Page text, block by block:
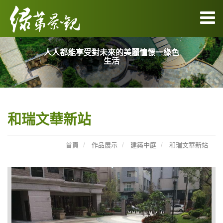
人人都能享受對未來的美麗憧憬一綠色
生活
和瑞文華新站
首頁 作品展示 建築中庭 和瑞文華新站